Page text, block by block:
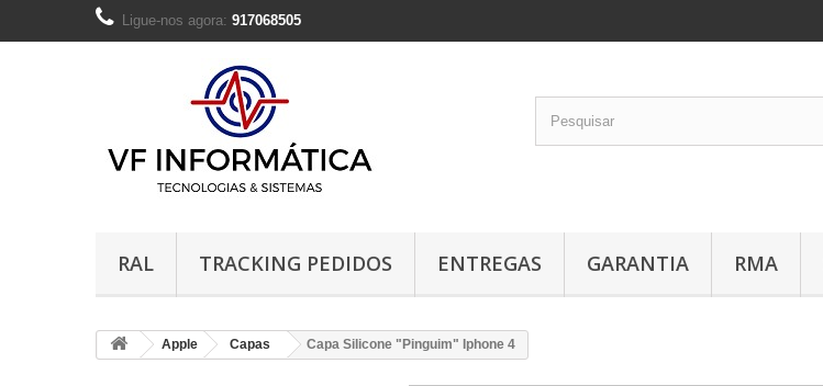
Ligue-nos agora: 917068505
RAL TRACKING PEDIDOS ENTREGAS GARANTIA RMA
Apple Capas Capa Silicone "Pinguim" Iphone 4